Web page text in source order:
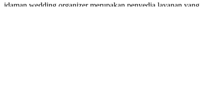
idaman wedding organizer merupakan penyedia layanan yang